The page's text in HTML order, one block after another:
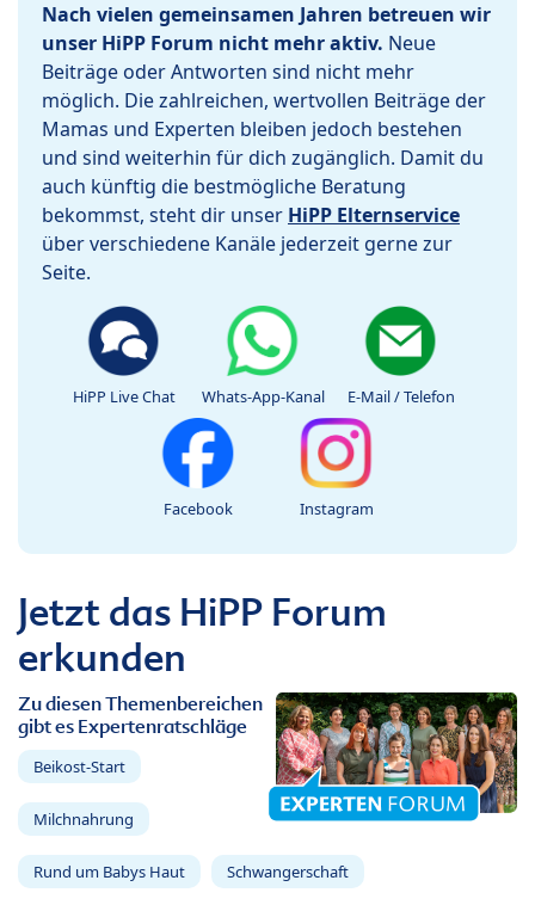
Nach vielen gemeinsamen Jahren betreuen wir
unser HiPP Forum nicht mehr aktiv. Neue
Beiträge oder Antworten sind nicht mehr
möglich. Die zahlreichen, wertvollen Beiträge der
Mamas und Experten bleiben jedoch bestehen
und sind weiterhin für dich zugänglich. Damit du
auch künftig die bestmögliche Beratung
bekommst, steht dir unser HiPP Elternservice
über verschiedene Kanäle jederzeit gerne zur
Seite.
HiPP Live Chat Whats-App-Kanal E-Mail / Telefon
Facebook Instagram
Jetzt das HiPP Forum
erkunden
Zu diesen Themenbereichen
gibt es Expertenratschläge
Beikost-Start
Milchnahrung
Rund um Babys Haut Schwangerschaft